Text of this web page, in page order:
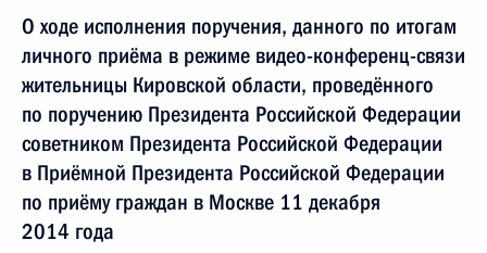
О ходе исполнения поручения, данного по итогам
личного приёма в режиме видео-конференц-связи
жительницы Кировской области, проведённого
по поручению Президента Российской Федерации
советником Президента Российской Федерации
в Приёмной Президента Российской Федерации
по приёму граждан в Москве 11 декабря
2014 года